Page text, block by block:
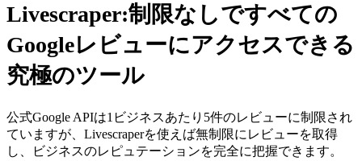
Livescraper:制限なしですべての
Googleレビューにアクセスできる
究極のツール
公式Google APIは1ビジネスあたり5件のレビューに制限され
ていますが、Livescraperを使えば無制限にレビューを取得
し、ビジネスのレピュテーションを完全に把握できます。